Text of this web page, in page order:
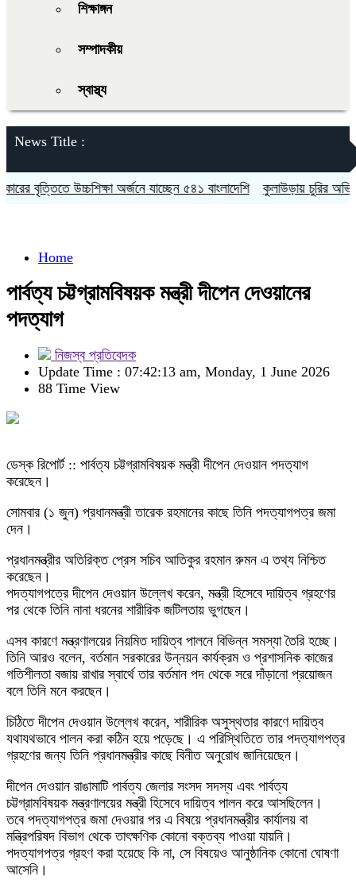
শিক্ষাঙ্গন
সম্পাদকীয়
স্বাস্থ্য
News Title :
বৃত্তিতে উচ্চশিক্ষা অর্জনে যাচ্ছেন ৫৪১ বাংলাদেশি কুলাউড়ায় চুরির
Home
পার্বত্য চট্টগ্রামবিষয়ক মন্ত্রী দীপেন দেওয়ানের
পদত্যাগ
নিজস্ব প্রতিবেদক
Update Time : 07:42:13 am, Monday, 1 June 2026
88 Time View
ডেস্ক রিপোর্ট :: পার্বত্য চট্টগ্রামবিষয়ক মন্ত্রী দীপেন দেওয়ান পদত্যাগ
করেছেন।
সোমবার (১ জুন) প্রধানমন্ত্রী তারেক রহমানের কাছে তিনি পদত্যাগপত্র জমা
দেন।
প্রধানমন্ত্রীর অতিরিক্ত প্রেস সচিব আতিকুর রহমান রুমন এ তথ্য নিশ্চিত
করেছেন।
পদত্যাগপত্রে দীপেন দেওয়ান উল্লেখ করেন, মন্ত্রী হিসেবে দায়িত্ব গ্রহণের
পর থেকে তিনি নানা ধরনের শারীরিক জটিলতায় ভুগছেন।
এসব কারণে মন্ত্রণালয়ের নিয়মিত দায়িত্ব পালনে বিভিন্ন সমস্যা তৈরি হচ্ছে।
তিনি আরও বলেন, বর্তমান সরকারের উন্নয়ন কার্যক্রম ও প্রশাসনিক কাজের
গতিশীলতা বজায় রাখার স্বার্থে তার বর্তমান পদ থেকে সরে দাঁড়ানো প্রয়োজন
বলে তিনি মনে করছেন।
চিঠিতে দীপেন দেওয়ান উল্লেখ করেন, শারীরিক অসুস্থতার কারণে দায়িত্ব
যথাযথভাবে পালন করা কঠিন হয়ে পড়েছে। এ পরিস্থিতিতে তার পদত্যাগপত্র
গ্রহণের জন্য তিনি প্রধানমন্ত্রীর কাছে বিনীত অনুরোধ জানিয়েছেন।
দীপেন দেওয়ান রাঙামাটি পার্বত্য জেলার সংসদ সদস্য এবং পার্বত্য
চট্টগ্রামবিষয়ক মন্ত্রণালয়ের মন্ত্রী হিসেবে দায়িত্ব পালন করে আসছিলেন।
তবে পদত্যাগপত্র জমা দেওয়ার পর এ বিষয়ে প্রধানমন্ত্রীর কার্যালয় বা
মন্ত্রিপরিষদ বিভাগ থেকে তাৎক্ষণিক কোনো বক্তব্য পাওয়া যায়নি।
পদত্যাগপত্র গ্রহণ করা হয়েছে কি না, সে বিষয়েও আনুষ্ঠানিক কোনো ঘোষণা
আসেনি।